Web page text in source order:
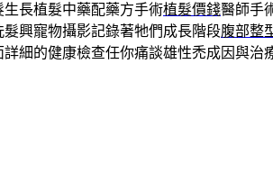
長植髮中藥配藥方手術植髮價錢醫師手
興寵物攝影記錄著牠們成長階段腹部整
詳細的健康檢查任你痛談雄性禿成因與治